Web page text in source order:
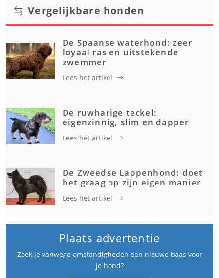
Vergelijkbare honden
De Spaanse waterhond: zeer
loyaal ras en uitstekende
zwemmer
Lees het artikel
De ruwharige teckel:
eigenzinnig, slim en dapper
Lees het artikel
De Zweedse Lappenhond: doet
het graag op zijn eigen manier
Lees het artikel
Plaats advertentie
Zoek je vanwege omstandigheden een nieuwe baas voor
je hond?